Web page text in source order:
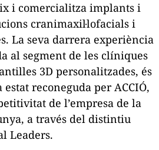
i comercialitza implants i
cranimaxil·lofacials i
La seva darrera experiència
al segment de les clíniques
3D personalitzades, és
reconeguda perACCIÓ,
de l’empresa de la
a través del distintiu
Leaders.